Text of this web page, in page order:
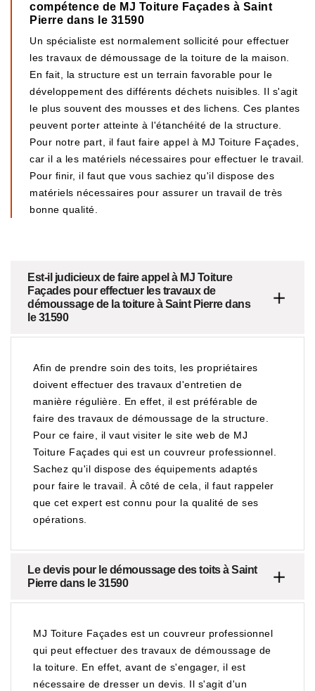
compétence de MJ Toiture Façades à Saint
Pierre dans le 31590
Un spécialiste est normalement sollicité pour effectuer
les travaux de démoussage de la toiture de la maison.
En fait, la structure est un terrain favorable pour le
développement des différents déchets nuisibles. Il s'agit
le plus souvent des mousses et des lichens. Ces plantes
peuvent porter atteinte à l'étanchéité de la structure.
Pour notre part, il faut faire appel à MJ Toiture Façades,
car il a les matériels nécessaires pour effectuer le travail.
Pour finir, il faut que vous sachiez qu'il dispose des
matériels nécessaires pour assurer un travail de très
bonne qualité.
Est-il judicieux de faire appel à MJ Toiture
Façades pour effectuer les travaux de
démoussage de la toiture à Saint Pierre dans
le 31590
Afin de prendre soin des toits, les propriétaires
doivent effectuer des travaux d'entretien de
manière régulière. En effet, il est préférable de
faire des travaux de démoussage de la structure.
Pour ce faire, il vaut visiter le site web de MJ
Toiture Façades qui est un couvreur professionnel.
Sachez qu'il dispose des équipements adaptés
pour faire le travail. À côté de cela, il faut rappeler
que cet expert est connu pour la qualité de ses
opérations.
Le devis pour le démoussage des toits à Saint
Pierre dans le 31590
MJ Toiture Façades est un couvreur professionnel
qui peut effectuer des travaux de démoussage de
la toiture. En effet, avant de s'engager, il est
nécessaire de dresser un devis. Il s'agit d'un